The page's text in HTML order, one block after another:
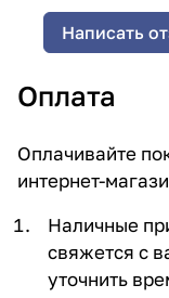
Написать
Оплата
Оплачивайте
интернет-
Наличные
свяжется с
уточнить